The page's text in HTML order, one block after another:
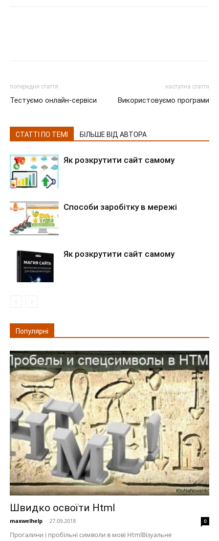
попередня стаття
Тестуємо онлайн-сервіси
наступна стаття
Використовуємо програми
СТАТТІ ПО ТЕМІ БІЛЬШЕ ВІД АВТОРА
Як розкрутити сайт самому
Способи заробітку в мережі
Як розкрутити сайт самому
Популярні
Швидко освоїти Html
maxwelhelp - 27.09.2018 0
Прогалини і пробільні символи в мові HtmlВізуальне